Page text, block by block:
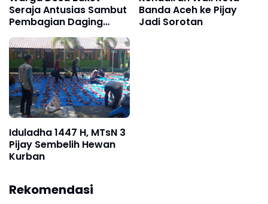
Seraja Antusias Sambut
Pembagian Daging
Kurban
Banda Aceh ke Pijay
Jadi Sorotan
Iduladha 1447 H, MTsN 3
Pijay Sembelih Hewan
Kurban
Rekomendasi